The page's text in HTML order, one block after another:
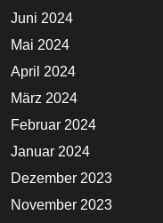
Juni 2024
Mai 2024
April 2024
März 2024
Februar 2024
Januar 2024
Dezember 2023
November 2023